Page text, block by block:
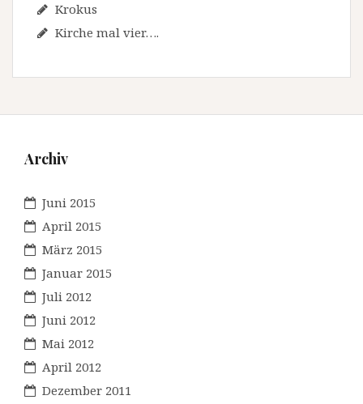
Krokus
Kirche mal vier….
Archiv
Juni 2015
April 2015
März 2015
Januar 2015
Juli 2012
Juni 2012
Mai 2012
April 2012
Dezember 2011